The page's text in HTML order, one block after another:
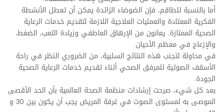
أما بالنسبة للطاقم، فإن الضوضاء الزائدة يمكن أن تعطل الأنشطة
الفكرية المعتادة والعمليات العلاجية اللازمة لتقديم خدمات الرعاية
الصحية الممتازة. يعانون من الإرهاق العاطفي وزيادة التعب، الضغط،
والإزعاج في معظم الأحيان.
في محاولة لتجنب هذه النتائج السلبية، من الضروري النظر في راحة
الأسقف الصوتية للمرفق الصحي أثناء تقديم خدمات الرعاية الصحية
الجودة.
بعد كل شيء، صرحت إرشادات منظمة الصحة العالمية بأن الحد الأقصى
الموصى به لمستوى الصوت في غرفة المريض يجب أن يكون بين 30 و